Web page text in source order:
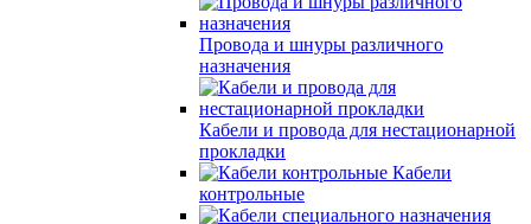
Провода и шнуры различного
назначения
Кабели и провода для нестационарной
прокладки
Кабели
контрольные